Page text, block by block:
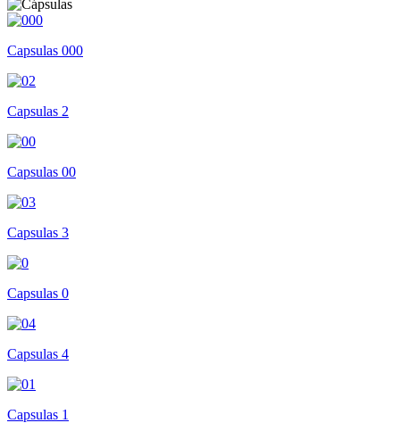
Capsulas 000
Capsulas 2
Capsulas 00
Capsulas 3
Capsulas 0
Capsulas 4
Capsulas 1